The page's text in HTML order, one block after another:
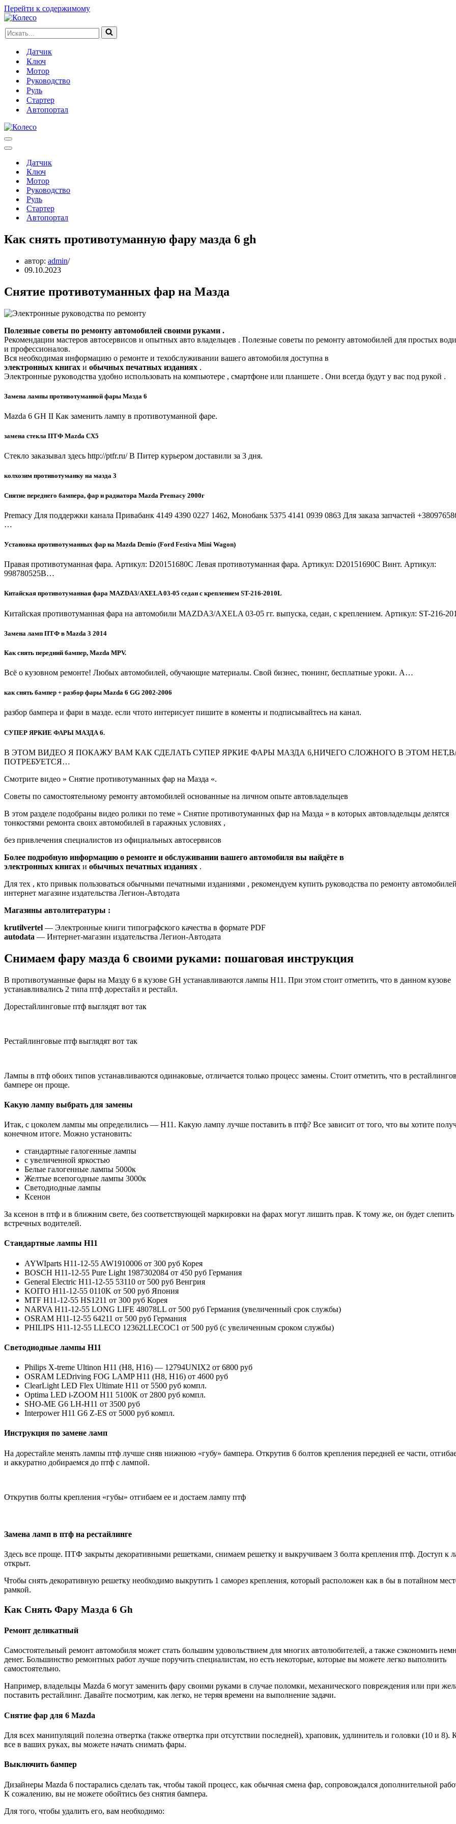
Перейти к содержимому
Искать...
Датчик
Ключ
Мотор
Руководство
Руль
Стартер
Автопортал
Меню
навигации
Меню
навигацииДатчик
Ключ
Мотор
Руководство
Руль
Стартер
Автопортал
Как снять противотуманную фару мазда 6 gh
автор: admin
09.10.2023
Снятие противотуманных фар на Мазда
Полезные советы по ремонту автомобилей своими руками .
Рекомендации мастеров автосервисов и опытных авто владельцев . Полезные советы по ремонту автомобилей для простых
и профессионалов.
Вся необходимая информацию о ремонте и техобслуживании вашего автомобиля доступна в
электронных книгах и обычных печатных изданиях .
Электронные руководства удобно использовать на компьютере , смартфоне или планшете . Они всегда будут у вас под рукой .
Замена лампы противотуманной фары Мазда 6
Mazda 6 GH II Как заменить лампу в противотуманной фаре.
замена стекла ПТФ Mazda CX5
Стекло заказывал здесь http://ptfr.ru/ В Питер курьером доставили за 3 дня.
колхозим противотуманку на мазда 3
Снятие переднего бампера, фар и радиатора Mazda Premacy 2000г
Premacy Для поддержки канала Привабанк 4149 4390 0227 1462, Монобанк 5375 4141 0939 0863 Для заказа запчастей
…
Установка противотуманных фар на Mazda Demio (Ford Festiva Mini Wagon)
Правая противотуманная фара. Артикул: D20151680C Левая противотуманная фара. Артикул: D20151690C Винт. Артикул:
998780525B…
Китайская противотуманная фара MAZDA3/AXELA 03-05 седан с креплением ST-216-2010L
Китайская противотуманная фара на автомобили MAZDA3/AXELA 03-05 гг. выпуска, седан, с креплением. Артикул: ST-216-
Замена ламп ПТФ в Mazda 3 2014
Как снять передний бампер, Mazda MPV.
Всё о кузовном ремонте! Любых автомобилей, обучающие материалы. Свой бизнес, тюнинг, бесплатные уроки. А…
как снять бампер + разбор фары Mazda 6 GG 2002-2006
разбор бампера и фари в мазде. если чтото интерисует пишите в коменты и подписывайтесь на канал.
СУПЕР ЯРКИЕ ФАРЫ МАЗДА 6.
В ЭТОМ ВИДЕО Я ПОКАЖУ ВАМ КАК СДЕЛАТЬ СУПЕР ЯРКИЕ ФАРЫ МАЗДА 6,НИЧЕГО СЛОЖНОГО В ЭТОМ
ПОТРЕБУЕТСЯ…
Смотрите видео » Снятие противотуманных фар на Мазда «.
Советы по самостоятельному ремонту автомобилей основанные на личном опыте автовладельцев
В этом разделе подобраны видео ролики по теме » Снятие противотуманных фар на Мазда » в которых автовладельцы делятся
тонкостями ремонта своих автомобилей в гаражных условиях ,
без привлечения специалистов из официальных автосервисов
Более подробную информацию о ремонте и обслуживании вашего автомобиля вы найдёте в
электронных книгах и обычных печатных изданиях .
Для тех , кто привык пользоваться обычными печатными изданиями , рекомендуем купить руководства по ремонту
интернет магазине издательства Легион-Автодата
Магазины автолитературы :
krutilvertel — Электронные книги типографского качества в формате PDF
autodata — Интернет-магазин издательства Легион-Автодата
Снимаем фару мазда 6 своими руками: пошаговая инструкция
В противотуманные фары на Мазду 6 в кузове GH устанавливаются лампы H11. При этом стоит отметить, что в данном кузове
устанавливались 2 типа птф дорестайл и рестайл.
Дорестайлинговые птф выглядят вот так
Рестайлинговые птф выглядят вот так
Лампы в птф обоих типов устанавливаются одинаковые, отличается только процесс замены. Стоит отметить, что в
бампере он проще.
Какую лампу выбрать для замены
Итак, с цоколем лампы мы определились — H11. Какую лампу лучше поставить в птф? Все зависит от того, что вы хотите
конечном итоге. Можно установить:
стандартные галогенные лампы
с увеличенной яркостью
Белые галогенные лампы 5000к
Желтые всепогодные лампы 3000к
Светодиодные лампы
Ксенон
За ксенон в птф и в ближним свете, без соответствующей маркировки на фарах могут лишить прав. К тому же, он будет слепить
встречных водителей.
Стандартные лампы H11
AYWIparts H11-12-55 AW1910006 от 300 руб Корея
BOSCH H11-12-55 Pure Light 1987302084 от 450 руб Германия
General Electric H11-12-55 53110 от 500 руб Венгрия
KOITO H11-12-55 0110K от 500 руб Япония
MTF H11-12-55 HS1211 от 300 руб Корея
NARVA H11-12-55 LONG LIFE 48078LL от 500 руб Германия (увеличенный срок службы)
OSRAM H11-12-55 64211 от 500 руб Германия
PHILIPS H11-12-55 LLECO 12362LLECOC1 от 500 руб (с увеличенным сроком службы)
Светодиодные лампы H11
Philips X-treme Ultinon H11 (H8, H16) — 12794UNIX2 от 6800 руб
OSRAM LEDriving FOG LAMP H11 (H8, H16) от 4600 руб
ClearLight LED Flex Ultimate H11 от 5500 руб компл.
Optima LED i-ZOOM H11 5100K от 2800 руб компл.
SHO-ME G6 LH-H11 от 3500 руб
Interpower H11 G6 Z-ES от 5000 руб компл.
Инструкция по замене ламп
На дорестайле менять лампы птф лучше сняв нижнюю «губу» бампера. Открутив 6 болтов крепления передней ее части,
и аккуратно добираемся до птф с лампой.
Открутив болты крепления «губы» отгибаем ее и достаем лампу птф
Замена ламп в птф на рестайлинге
Здесь все проще. ПТФ закрыты декоративными решетками, снимаем решетку и выкручиваем 3 болта крепления птф. Доступ к
открыт.
Чтобы снять декоративную решетку необходимо выкрутить 1 саморез крепления, который расположен как в бы в потайном
рамкой.
Как Снять Фару Мазда 6 Gh
Ремонт деликатный
Самостоятельный ремонт автомобиля может стать большим удовольствием для многих автолюбителей, а также сэкономить
денег. Большинство ремонтных работ лучше поручить специалистам, но есть некоторые, которые вы можете легко выполнить
самостоятельно.
Например, владельцы Mazda 6 могут заменить фару своими руками в случае поломки, механического повреждения или при
поставить рестайлинг. Давайте посмотрим, как легко, не теряя времени на выполнение задачи.
Снятие фар для 6 Mazda
Для всех манипуляций полезна отвертка (также отвертка при отсутствии последней), храповик, удлинитель и головки (10 и 8).
все в ваших руках, вы можете начать снимать фары.
Выключить бампер
Дизайнеры Mazda 6 постарались сделать так, чтобы такой процесс, как обычная смена фар, сопровождался дополнительной
К сожалению, вы не можете обойтись без снятия бампера.
Для того, чтобы удалить его, вам необходимо: